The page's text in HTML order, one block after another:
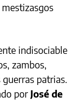
indisociable
zambos,
patrias.
por José de